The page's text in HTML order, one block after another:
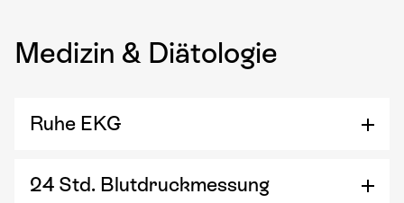
Medizin & Diätologie
Ruhe EKG
24 Std. Blutdruckmessung